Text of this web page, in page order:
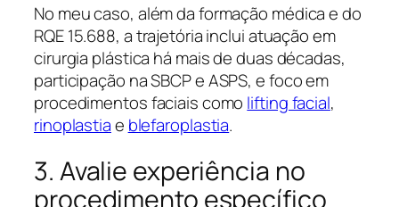
No meu caso, além da formação médica e do
RQE 15.688, a trajetória inclui atuação em
cirurgia plástica há mais de duas décadas,
participação na SBCP e ASPS, e foco em
procedimentos faciais como lifting facial,
rinoplastiae blefaroplastia.
3. Avalie experiência no
procedimento específico